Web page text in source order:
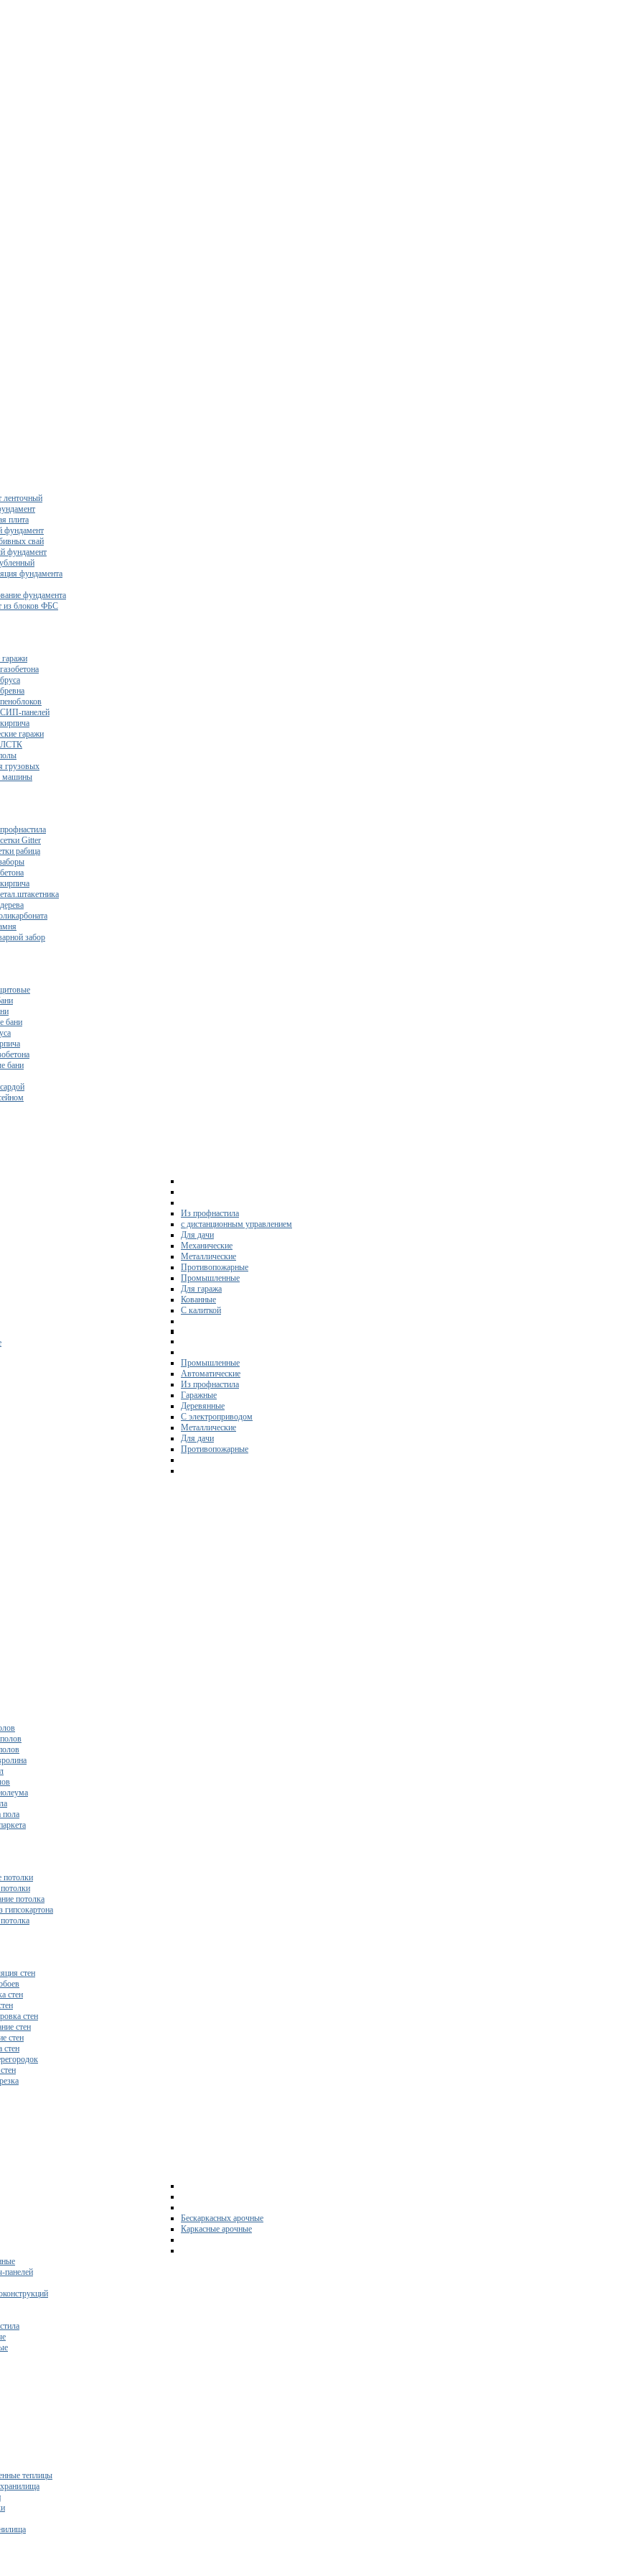
ленточный
плита
фундамент
свай
фундамент
фундамента
фундамента
из блоков ФБС
панелей
гаражи
ЛСТК
грузовых
машины
Gitter
рабица
забор
бани
бани
Из профнастила
с дистанционным управлением
Для дачи
Механические
Металлические
Противопожарные
Промышленные
Для гаража
Кованные
С калиткой
Промышленные
Автоматические
Из профнастила
Гаражные
Деревянные
С электроприводом
Металлические
Для дачи
Противопожарные
потолки
потолка
гипсокартона
стен
стен
стен
стен
стен
стен
Бескаркасных арочные
Каркасные арочные
панелей
теплицы
расчет сметы исходя из вашего бюджета!